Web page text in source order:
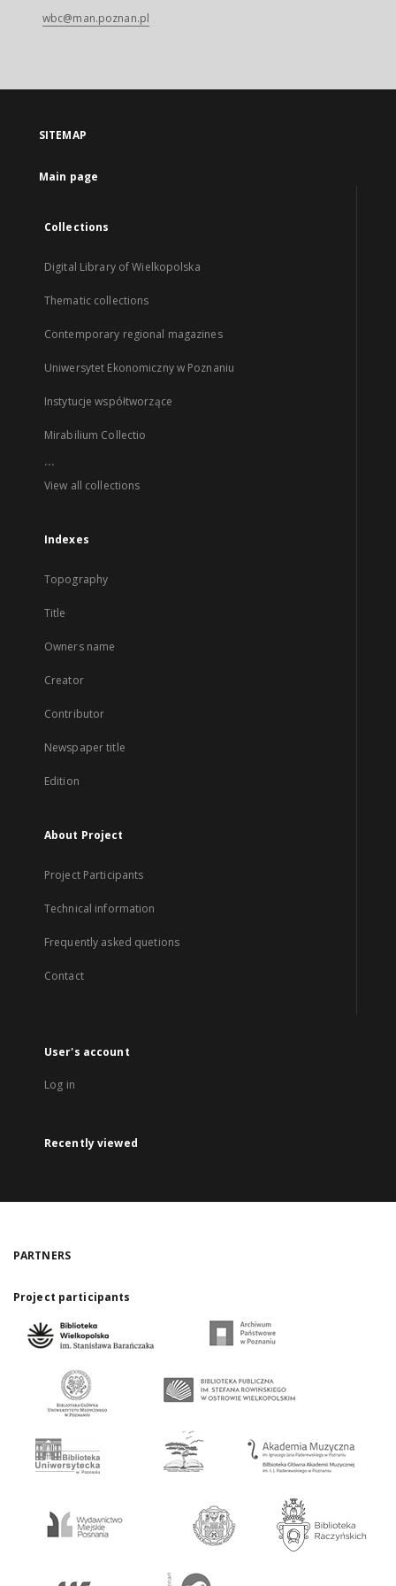
wbc@man.poznan.pl
SITEMAP
Main page
Collections
Digital Library of Wielkopolska
Thematic collections
Contemporary regional magazines
Uniwersytet Ekonomiczny w Poznaniu
Instytucje współtworzące
Mirabilium Collectio
...
View all collections
Indexes
Topography
Title
Owners name
Creator
Contributor
Newspaper title
Edition
About Project
Project Participants
Technical information
Frequently asked quetions
Contact
User's account
Log in
Recently viewed
PARTNERS
Project participants